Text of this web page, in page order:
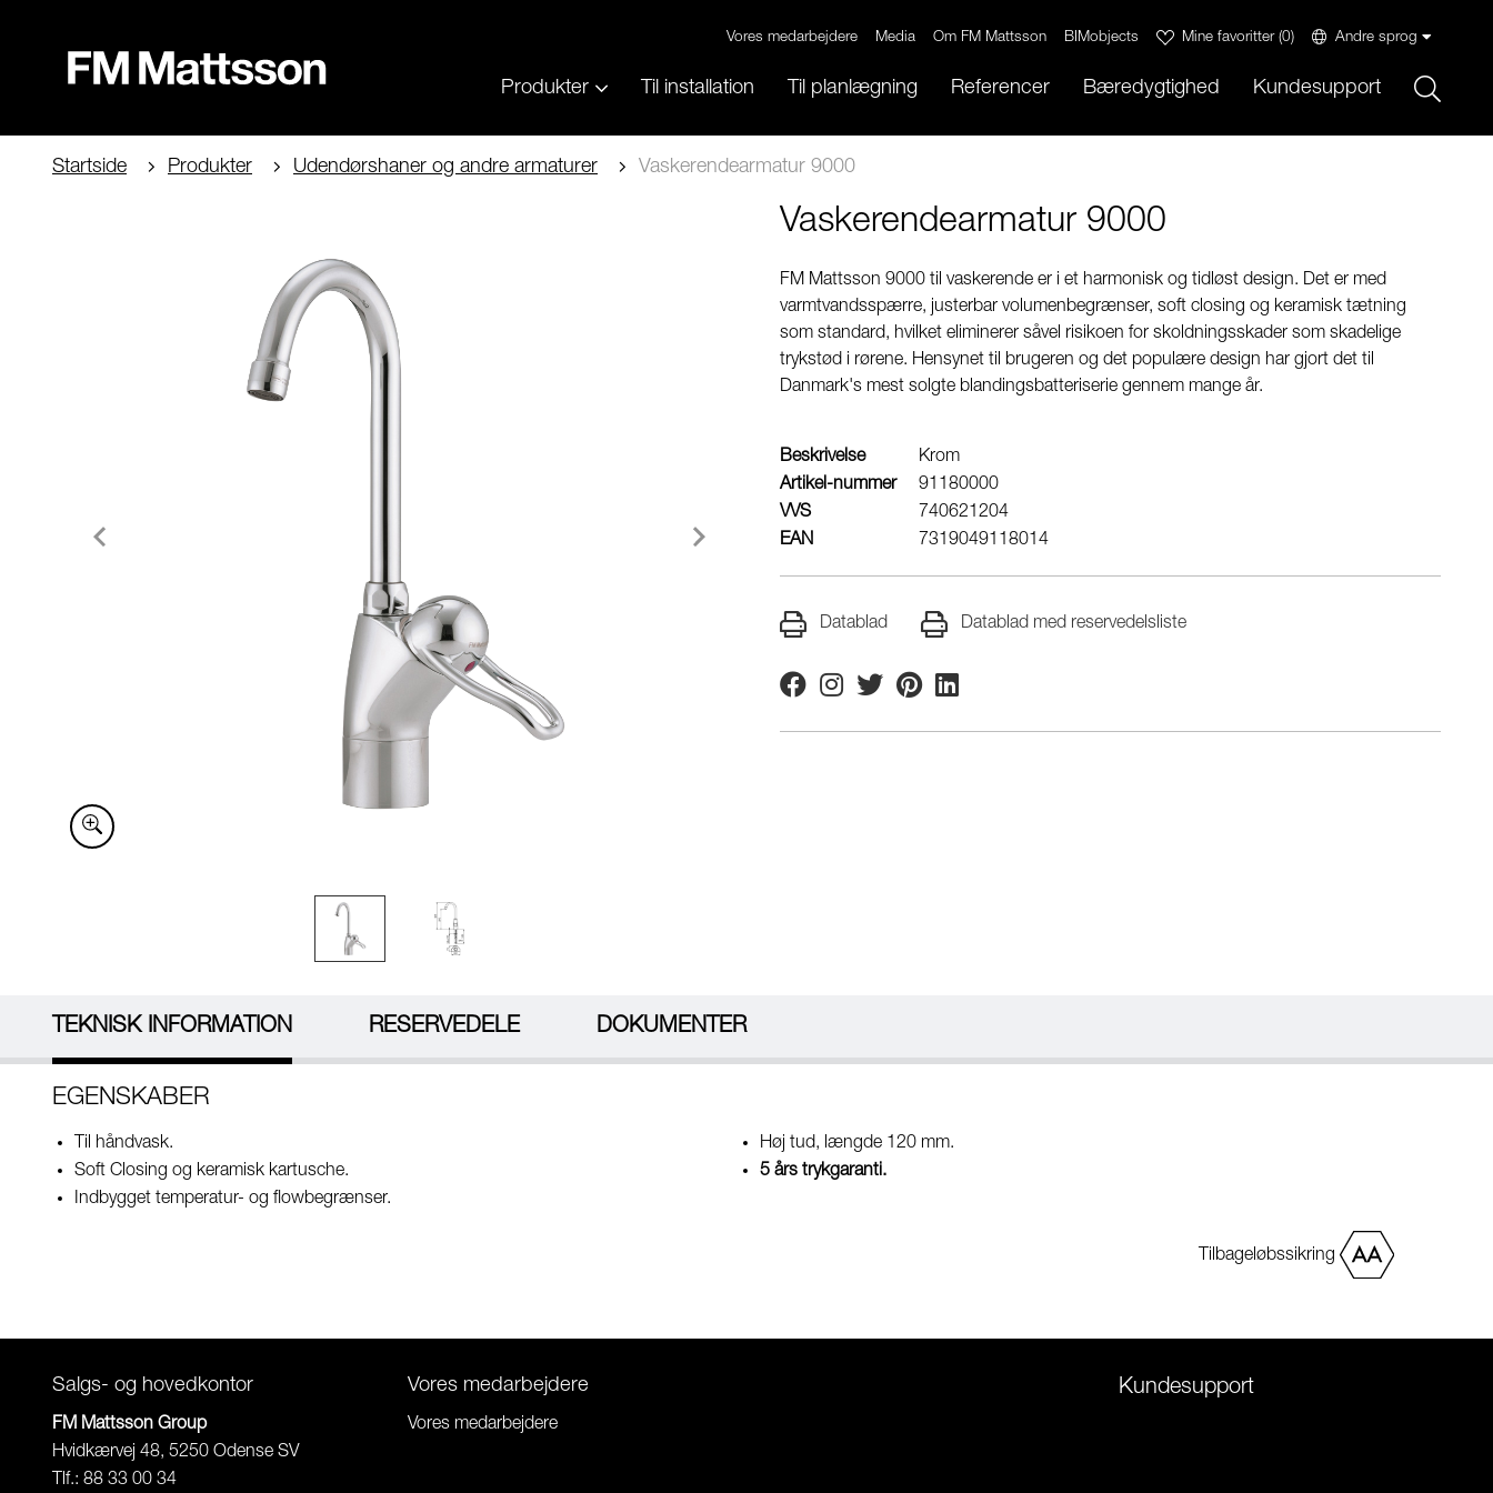
Vores medarbejdere Media Om FM Mattsson BIMobjects Mine favoritter(0) Andre sprog
Produkter Til installation Til planlægning Referencer Bæredygtighed Kundesupport
Startside Produkter Udendørshaner og andre armaturer Vaskerendearmatur 9000
Vaskerendearmatur 9000
FM Mattsson 9000 til vaskerende er i et harmonisk og tidløst design. Det er med
varmtvandsspærre, justerbar volumenbegrænser, soft closing og keramisk tætning
som standard, hvilket eliminerer såvel risikoen for skoldningsskader som skadelige
trykstød i rørene. Hensynet til brugeren og det populære design har gjort det til
Danmark's mest solgte blandingsbatteriserie gennem mange år.
Beskrivelse
Krom
Artikel-nummer
91180000
VVS
740621204
EAN
7319049118014
Datablad Datablad med reservedelsliste
FacebookInstagram
TwitterPinterestLinkedin
TEKNISK INFORMATION RESERVEDELE DOKUMENTER
EGENSKABER
Til håndvask.
Soft Closing og keramisk kartusche.
Indbygget temperatur- og flowbegrænser.
Høj tud, længde 120 mm.
5 års trykgaranti.
Tilbageløbssikring
Salgs- og hovedkontor
FM Mattsson Group
Hvidkærvej 48, 5250 Odense SV
Tlf.: 88 33 00 34
Vores medarbejdere
Vores medarbejdere
Kundesupport